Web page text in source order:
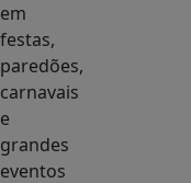
em
festas,
paredões,
carnavais
e
grandes
eventos